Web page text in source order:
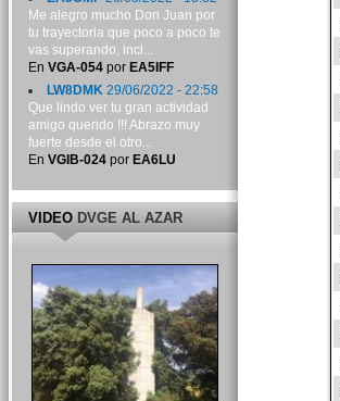
Me alegro mucho Don Juan por
tu trayectoria que poco a poco te
vas superando, incl...
En VGA-054por EA5IFF
LW8DMK29/06/2022 - 22:58
Que lindo ver tu gran actividad
amigo querido !!! Abrazo muy
fuerte desde el otro...
En VGIB-024por EA6LU
VIDEODVGE AL AZAR